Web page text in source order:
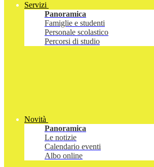
Servizi
Panoramica
Famiglie e studenti
Personale scolastico
Percorsi di studio
Novità
Panoramica
Le notizie
Calendario eventi
Albo online